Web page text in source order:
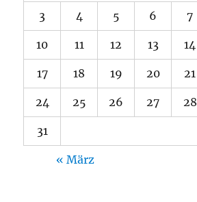
3 4 5 6 7
10 11 12 13 14
17 18 19 20 21
24 25 26 27 28
31
« März